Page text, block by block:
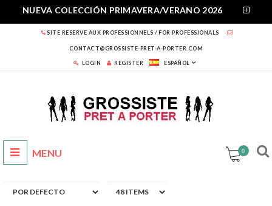
NUEVA COLECCIÓN PRIMAVERA/VERANO 2026
SITE RESERVE AUX PROFESSIONNELS / FOR PROFESSIONALS
CONTACT@GROSSISTE-PRET-A-PORTER.COM
LOGIN REGISTER ESPAÑOL
0